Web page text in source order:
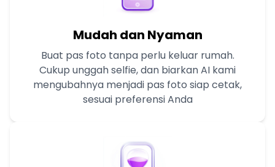
Mudah dan Nyaman
Buat pas foto tanpa perlu keluar rumah.
Cukup unggah selfie, dan biarkan AI kami
mengubahnya menjadi pas foto siap cetak,
sesuai preferensi Anda